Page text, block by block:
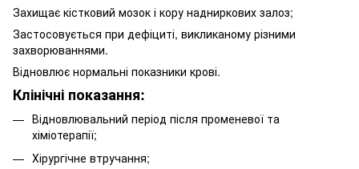
Захищає кістковий мозок і кору надниркових залоз;
Застосовується при дефіциті, викликаному різними
захворюваннями.
Відновлює нормальні показники крові.
Клінічні показання:
Відновлювальний період після променевої та
хіміотерапії;
Хірургічне втручання;